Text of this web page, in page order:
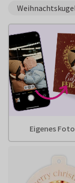
Eigenes Foto